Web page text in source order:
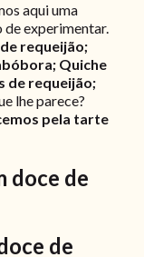
aqui uma
de experimentar.
requeijão;
Quiche
de requeijão;
lhe parece?
pela tarte
doce de